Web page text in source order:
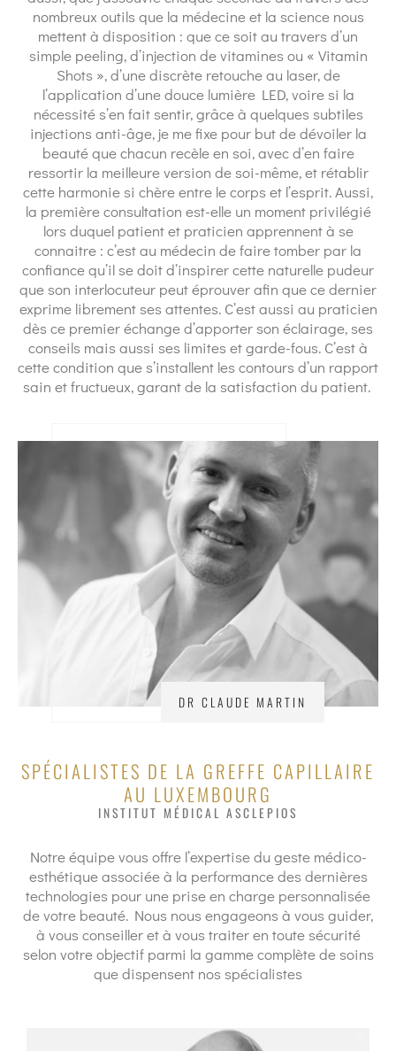
nombreux outils que la médecine et la science nous
mettent à disposition : que ce soit au travers d’un
simple peeling, d’injection de vitamines ou « Vitamin
Shots », d’une discrète retouche au laser, de
l’application d’une douce lumière LED, voire si la
nécessité s’en fait sentir, grâce à quelques subtiles
injections anti-âge, je me fixe pour but de dévoiler la
beauté que chacun recèle en soi, avec d’en faire
ressortir la meilleure version de soi-même, et rétablir
cette harmonie si chère entre le corps et l’esprit. Aussi,
la première consultation est-elle un moment privilégié
lors duquel patient et praticien apprennent à se
connaitre : c’est au médecin de faire tomber par la
confiance qu’il se doit d’inspirer cette naturelle pudeur
que son interlocuteur peut éprouver afin que ce dernier
exprime librement ses attentes. C’est aussi au praticien
dès ce premier échange d’apporter son éclairage, ses
conseils mais aussi ses limites et garde-fous. C’est à
cette condition que s’installent les contours d’un rapport
sain et fructueux, garant de la satisfaction du patient.
DR CLAUDE MARTIN
SPÉCIALISTES DE LA GREFFE CAPILLAIRE
AU LUXEMBOURG
INSTITUT MÉDICAL ASCLEPIOS
Notre équipe vous offre l’expertise du geste médico-
esthétique associée à la performance des dernières
technologies pour une prise en charge personnalisée
de votre beauté. Nous nous engageons à vous guider,
à vous conseiller et à vous traiter en toute sécurité
selon votre objectif parmi la gamme complète de soins
que dispensent nos spécialistes